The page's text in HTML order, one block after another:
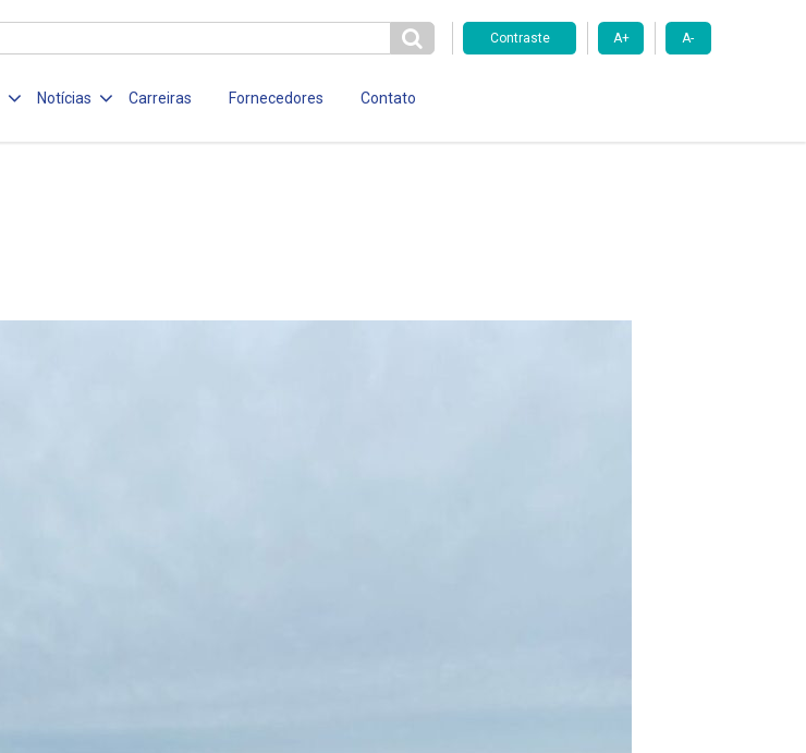
Contraste A+ A-
Notícias Carreiras Fornecedores Contato